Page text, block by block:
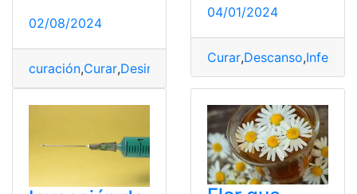
02/08/2024
curación,Curar,Desinfectar medusa , PICA
04/01/2024
Curar,Descanso,